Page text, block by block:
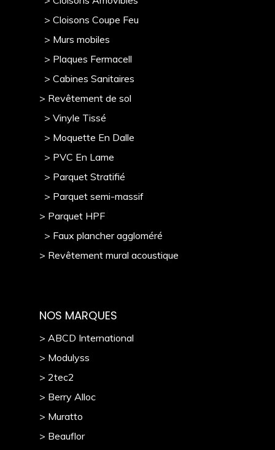
> Cloisons Coupe Feu
> Murs mobiles
> Plaques Fermacell
> Cabines Sanitaires
> Revêtement de sol
> Vinyle Tissé
> Moquette En Dalle
> PVC En Lame
> Parquet Stratifié
> Parquet semi-massif
> Parquet HPF
> Faux plancher aggloméré
> Revêtement mural acoustique
NOS MARQUES
> ABCD International
> Modulyss
> 2tec2
> Berry Alloc
> Muratto
> Beauflor